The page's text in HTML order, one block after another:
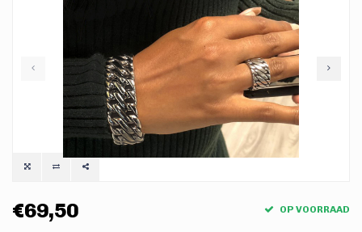
€69,50 OP VOORRAAD